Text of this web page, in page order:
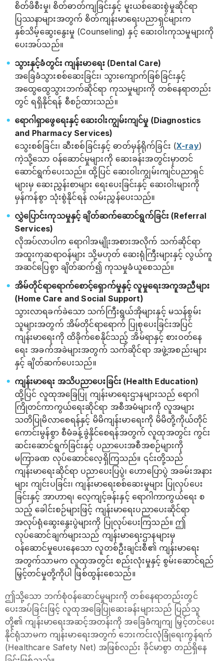
စိတ်ဖိစီးမှု၊ စိတ်ဓာတ်ကျခြင်းနှင့် မူးယစ်ဆေးစွဲမှုဆိုင်ရာ
ပြဿနာများအတွက် စိတ်ကျန်းမာရေးပညာရှင်များက
နှစ်သိမ့်ဆွေးနွေးမှု (Counseling) နှင့် ဆေးဝါးကုသမှုများကို
ပေးအပ်သည်။
သွားနှင့်ခံတွင်း ကျန်းမာရေး (Dental Care)
အခြေခံသွားစစ်ဆေးခြင်း၊ သွားကျောက်ခြစ်ခြင်းနှင့်
အထွေထွေသွားဘက်ဆိုင်ရာ ကုသမှုများကို တစ်နေရာတည်း
တွင် ရရှိနိုင်ရန် စီစဉ်ထားသည်။
ရောဂါရှာဖွေရေးနှင့် ဆေးဝါးကျွမ်းကျင်မှု (Diagnostics
and Pharmacy Services)
သွေးစစ်ခြင်း၊ ဆီးစစ်ခြင်းနှင့် ဓာတ်မှန်ရိုက်ခြင်း (X-ray)
ကဲ့သို့သော ဝန်ဆောင်မှုများကို ဆေးခန်းအတွင်းမှာတင်
ဆောင်ရွက်ပေးသည်။ ထို့ပြင် ဆေးဝါးကျွမ်းကျင်ပညာရှင်
များမှ ဆေးညွှန်းစာများ ရေးပေးခြင်းနှင့် ဆေးဝါးများကို
မှန်ကန်စွာ သုံးစွဲနိုင်ရန် လမ်းညွှန်ပေးသည်။
လွှဲပြောင်းကုသမှုနှင့် ချိတ်ဆက်ဆောင်ရွက်ခြင်း (Referral
Services)
လိုအပ်လာပါက ရောဂါအမျိုးအစားအလိုက် သက်ဆိုင်ရာ
အထူးကုဆရာဝန်များ သို့မဟုတ် ဆေးရုံကြီးများနှင့် လွယ်ကူ
အဆင်ပြေစွာ ချိတ်ဆက်၍ ကုသမှုခံယူစေသည်။
အိမ်တိုင်ရာရောက်စောင့်ရှောက်မှုနှင့် လူမှုရေးအကူအညီများ
(Home Care and Social Support)
သွားလာရခက်ခဲသော သက်ကြီးရွယ်အိုများနှင့် မသန်စွမ်း
သူများအတွက် အိမ်တိုင်ရာရောက် ပြုစုပေးခြင်းအပြင်
ကျန်းမာရေးကို ထိခိုက်စေနိုင်သည့် အိမ်ရာနှင့် စားဝတ်နေ
ရေး အခက်အခဲများအတွက် သက်ဆိုင်ရာ အဖွဲ့အစည်းများ
နှင့် ချိတ်ဆက်ပေးသည်။
ကျန်းမာရေး အသိပညာပေးခြင်း (Health Education)
ထို့ပြင် လူထုအခြေပြု ကျန်းမာရေးဌာနများသည် ရောဂါ
ကြိုတင်ကာကွယ်ရေးဆိုင်ရာ အစီအမံများကို လူအများ
သတိပြုမိလာစေရန်နှင့် မိမိကျန်းမာရေးကို မိမိတို့ကိုယ်တိုင်
ကောင်းမွန်စွာ စီမံခန့်ခွဲနိုင်စေရန်အတွက် လူထုအတွင်း ကွင်း
ဆင်းဆောင်ရွက်ခြင်းနှင့် ပညာပေးအစီအစဉ်များကို
မကြာခဏ လုပ်ဆောင်လေ့ရှိကြသည်။ ၎င်းတို့သည်
ကျန်းမာရေးဆိုင်ရာ ပညာပေးပြပွဲ၊ ဟောပြောပွဲ အခမ်းအနား
များ ကျင်းပခြင်း၊ ကျန်းမာရေးစစ်ဆေးမှုများ ပြုလုပ်ပေး
ခြင်းနှင့် အာဟာရ၊ လေ့ကျင့်ခန်းနှင့် ရောဂါကာကွယ်ရေး စ
သည့် ခေါင်းစဉ်များဖြင့် ကျန်းမာရေးပညာပေးဆိုင်ရာ
အလုပ်ရုံဆွေးနွေးပွဲများကို ပြုလုပ်ပေးကြသည်။ ဤ
လုပ်ဆောင်ချက်များသည် ကျန်းမာရေးဌာနများမှ
ဝန်ဆောင်မှုပေးနေသော လူတစ်ဦးချင်းစီ၏ ကျန်းမာရေး
အတွက်သာမက လူထုအတွင်း စည်းလုံးမှုနှင့် စွမ်းဆောင်ရည်
မြှင့်တင်မှုတို့ကိုပါ ဖြစ်ထွန်းစေသည်။
ဤသို့သော ဘက်စုံဝန်ဆောင်မှုများကို တစ်နေရာတည်းတွင်
ပေးအပ်ခြင်းဖြင့် လူထုအခြေပြုဆေးခန်းများသည် ပြည်သူ
တို့၏ ကျန်းမာရေးအဆင့်အတန်းကို အခြေခံကျကျ မြှင့်တင်ပေး
နိုင်ရုံသာမက ကျန်းမာရေးအတွက် ဘေးကင်းလုံခြုံရေးကွန်ရက်
(Healthcare Safety Net) အဖြစ်လည်း ခိုင်မာစွာ တည်ရှိနေ